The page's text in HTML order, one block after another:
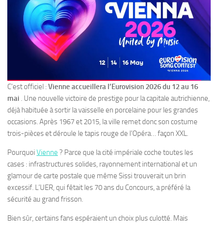
C’est officiel : Vienne accueillera l’Eurovision 2026du 12 au 16
mai . Une nouvelle victoire de prestige pour la capitale autrichienne,
déjà habituée à sortir la vaisselle en porcelaine pour les grandes
occasions. Après 1967 et 2015, la ville remet donc son costume
trois-pièces et déroule le tapis rouge de l’Opéra… façon XXL.
Pourquoi Vienne ? Parce que la cité impériale coche toutes les
cases : infrastructures solides, rayonnement international et un
glamour de carte postale que même Sissi trouverait un brin
excessif. L’UER, qui fêtait les 70 ans du Concours, a préféré la
sécurité au grand frisson.
Bien sûr, certains fans espéraient un choix plus culotté. Mais